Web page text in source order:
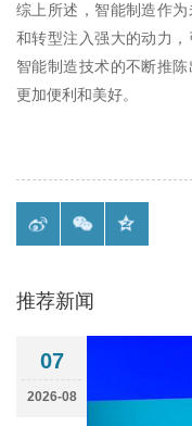
综上所述，智能制造作
和转型注入强大的动力
智能制造技术的不断推
更加便利和美好。
推荐新闻
07
2026-08